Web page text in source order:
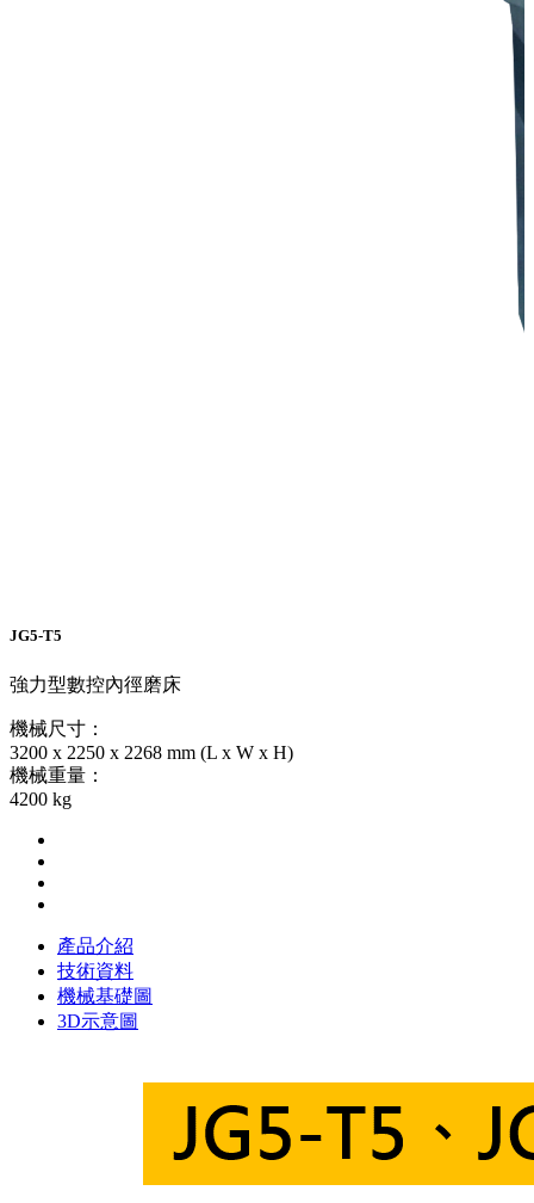
JG5-T5
強力型數控內徑磨床
機械尺寸：
3200 x 2250 x 2268 mm (L x W x H)
機械重量：
4200 kg
產品介紹
技術資料
機械基礎圖
3D示意圖